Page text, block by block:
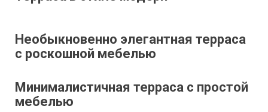
Необыкновенно элегантная терраса
с роскошной мебелью
Минималистичная терраса с простой
мебелью